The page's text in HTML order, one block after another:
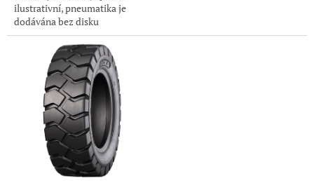
ilustrativní, pneumatika je
dodávána bez disku